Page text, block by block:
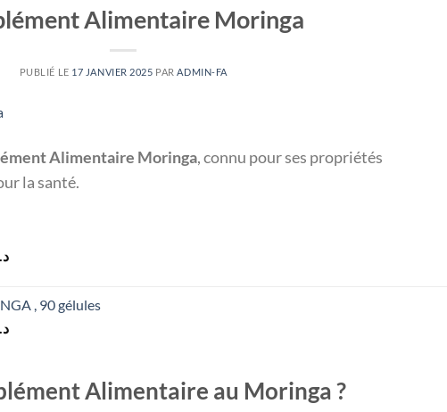
Alimentaire Moringa
PUBLIÉ LE 17 JANVIER 2025 PAR ADMIN-FA
Alimentaire Moringa, connu pour ses propriétés
la santé.
د.ت 50,000.
Le
est :, 90 gélules
د.ت 30,000.
Le
est :
د.ت 25,000.
Alimentaire au Moringa ?